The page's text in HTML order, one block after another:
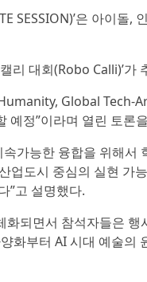
SESSION)’은 아이돌
리 대회(Robo Calli)’가
Global Tech-
예정”이라며 열린 토론
가능한 융합을 위해서
업도시 중심의 실현
”고 설명했다.
되면서 참석자들은
화부터 AI 시대 예술의